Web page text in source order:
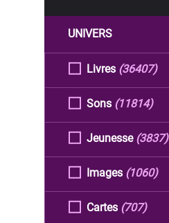
UNIVERS
Livres (36407)
Sons (11814)
Jeunesse (3837)
Images (1060)
Cartes (707)